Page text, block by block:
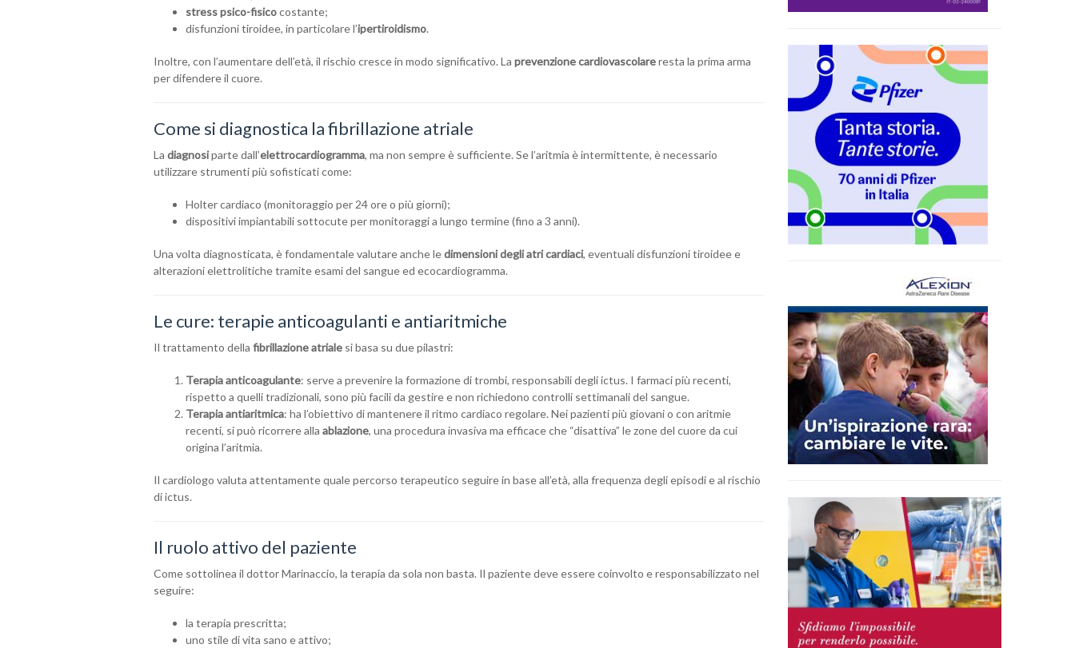
stress psico-fisicocostante;
disfunzioni tiroidee, in particolare l’ipertiroidismo.
Inoltre, con l’aumentare dell’età, il rischio cresce in modo significativo. La prevenzione cardiovascolareresta la prima arma
per difendere il cuore.
Come si diagnostica la fibrillazione atriale
La diagnosiparte dall’elettrocardiogramma, ma non sempre è sufficiente. Se l’aritmia è intermittente, è necessario
utilizzare strumenti più sofisticati come:
Holter cardiaco (monitoraggio per 24 ore o più giorni);
dispositivi impiantabili sottocute per monitoraggi a lungo termine (fino a 3 anni).
Una volta diagnosticata, è fondamentale valutare anche ledimensioni degli atri cardiaci, eventuali disfunzioni tiroidee e
alterazioni elettrolitiche tramite esami del sangue ed ecocardiogramma.
Le cure: terapie anticoagulanti e antiaritmiche
Il trattamento della fibrillazione atriale si basa su due pilastri:
Terapia anticoagulante: serve a prevenire la formazione di trombi, responsabili degli ictus. I farmaci più recenti,
rispetto a quelli tradizionali, sono più facili da gestire e non richiedono controlli settimanali del sangue.
Terapia antiaritmica: ha l’obiettivo di mantenere il ritmo cardiaco regolare. Nei pazienti più giovani o con aritmie
recenti, si può ricorrere alla ablazione, una procedura invasiva ma efficace che “disattiva” le zone del cuore da cui
origina l’aritmia.
Il cardiologo valuta attentamente quale percorso terapeutico seguire in base all’età, alla frequenza degli episodi e al rischio
di ictus.
Il ruolo attivo del paziente
Come sottolinea il dottor Marinaccio, la terapia da sola non basta. Il paziente deve essere coinvolto e responsabilizzato nel
seguire:
la terapia prescritta;
uno stile di vita sano e attivo;